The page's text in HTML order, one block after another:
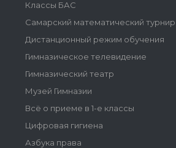
Классы БАС
Самарский математический турнир
Дистанционный режим обучения
Гимназическое телевидение
Гимназический театр
Музей Гимназии
Всё о приеме в 1-е классы
Цифровая гигиена
Азбука права